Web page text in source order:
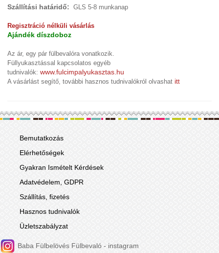
Szállítási határidő: GLS 5-8 munkanap
Regisztráció nélküli vásárlás
Ajándék díszdoboz
Az ár, egy pár fülbevalóra vonatkozik.
Füllyukasztással kapcsolatos egyéb
tudnivalók: www.fulcimpalyukasztas.hu
A vásárlást segítő, további hasznos tudnivalókról olvashat itt
Bemutatkozás
Elérhetőségek
Gyakran Ismételt Kérdések
Adatvédelem, GDPR
Szállítás, fizetés
Hasznos tudnivalók
Üzletszabályzat
Baba Fülbelövés Fülbevaló - instagram